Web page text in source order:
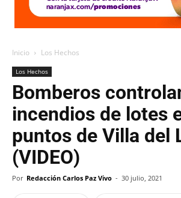
Inicio Los Hechos
Los Hechos
Bomberos
incendios de lotes
puntos de Villa del
(VIDEO)
Por Redacción Carlos Paz Vivo - 30 julio, 2021